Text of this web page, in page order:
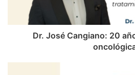
Dr. José Cangiano: 20